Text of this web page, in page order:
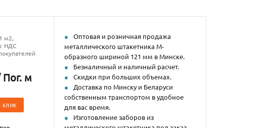
м2,
НДС
Пог. м
КЛИК
Оптовая и розничная продажа
металлического штакетника М-
образного шириной 121 мм в Минске.
Безналичный и наличный расчет.
Скидки при больших объемах.
Доставка по Минску и Беларуси
собственным транспортом в удобное
для вас время.
Изготовление заборов из